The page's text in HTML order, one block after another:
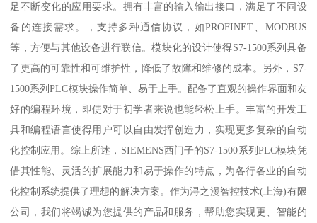
足不断变化的应用要求。拥有丰富的输入输出接口，满足了不同设
备的连接需求。，支持多种通信协议，如PROFINET、MODBUS
等，方便与其他设备进行联信。模块化的设计使得S7-1500系列具备
了更高的可靠性和可维护性，降低了故障和维修的成本。另外，S7-
1500系列PLC模块操作简单、易于上手。配备了直观的操作界面和友
好的编程环境，即使对于初学者来说也能轻松上手。丰富的开发工
具和编程语言使得用户可以自由发挥创造力，实现更多复杂的自动
化控制应用。综上所述，SIEMENS西门子的S7-1500系列PLC模块凭
借其性能、灵活的扩展能力和易于操作的特点，为各行各业的自动
化控制系统提供了理想的解决方案。作为浔之漫智控技术(上海)有限
公司，我们将竭诚为您提供的产品和服务，帮助您实现更、智能的